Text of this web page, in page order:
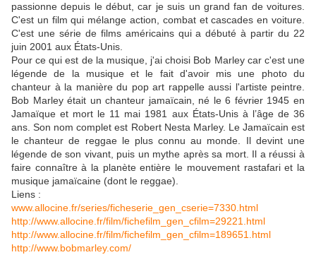
passionne depuis le début, car je suis un grand fan de voitures.
C'est un film qui mélange action, combat et cascades en voiture.
C'est une série de films américains qui a débuté à partir du 22
juin 2001 aux États-Unis.
Pour ce qui est de la musique, j'ai choisi Bob Marley car c'est une
légende de la musique et le fait d'avoir mis une photo du
chanteur à la manière du pop art rappelle aussi l'artiste peintre.
Bob Marley était un chanteur jamaïcain, né le 6 février 1945 en
Jamaïque et mort le 11 mai 1981 aux États-Unis à l’âge de 36
ans. Son nom complet est Robert Nesta Marley. Le Jamaïcain est
le chanteur de reggae le plus connu au monde. Il devint une
légende de son vivant, puis un mythe après sa mort. Il a réussi à
faire connaître à la planète entière le mouvement rastafari et la
musique jamaïcaine (dont le reggae).
Liens :
www.allocine.fr/series/ficheserie_gen_cserie=7330.html
http://www.allocine.fr/film/fichefilm_gen_cfilm=29221.html
http://www.allocine.fr/film/fichefilm_gen_cfilm=189651.html
http://www.bobmarley.com/